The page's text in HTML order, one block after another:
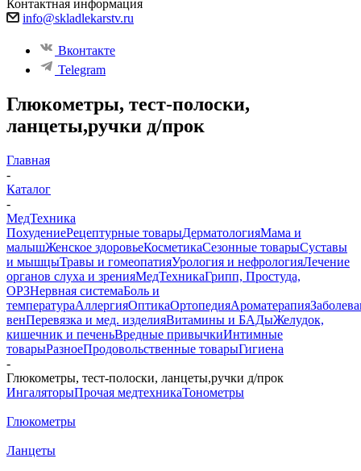
Контактная информация
info@skladlekarstv.ru
Вконтакте
Telegram
Глюкометры, тест-полоски,
ланцеты,ручки д/прок
Главная
-
Каталог
-
МедТехника
ПохудениеРецептурные товарыДерматологияМама и
малышЖенское здоровьеКосметикаСезонные товарыСуставы
и мышцыТравы и гомеопатияУрология и нефрологияЛечение
органов слуха и зренияМедТехникаГрипп, Простуда,
ОРЗНервная системаБоль и
температураАллергияОптикаОртопедияАроматерапия
венПеревязка и мед. изделияВитамины и БАДыЖелудок,
кишечник и печеньВредные привычкиИнтимные
товарыРазноеПродовольственные товарыГигиена
-
Глюкометры, тест-полоски, ланцеты,ручки д/прок
ИнгаляторыПрочая медтехникаТонометры
Глюкометры
Ланцеты